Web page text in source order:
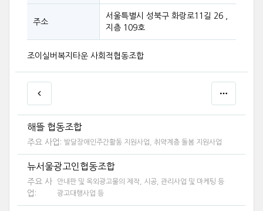
주소
서울특별시 성북구 화랑로11길 26 ,
지층 109호
조이실버복지타운 사회적협동조합
해뜰 협동조합
주요 사업: 발달장애인주간활동 지원사업, 취약계층 돌봄 지원사업
뉴서울광고인협동조합
주요 사
업:
안내판 및 옥외광고물의 제작, 시공, 관리사업 및 마케팅 등
광고대행사업 등